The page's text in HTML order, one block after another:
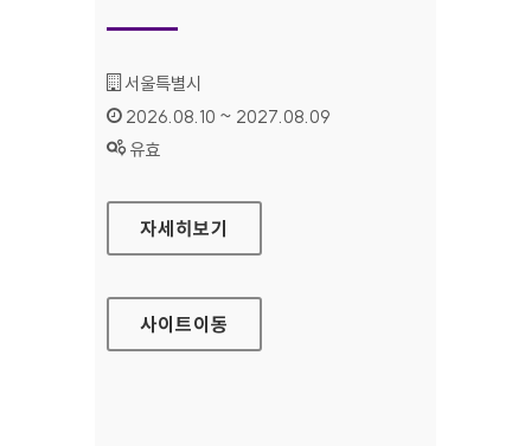
기관명 :
서울특별시
인증기간 :
2026.08.10 ~ 2027.08.09
상태 :
유효
서울특별시 주차정보안내시스템
자세히보기
사이트이동